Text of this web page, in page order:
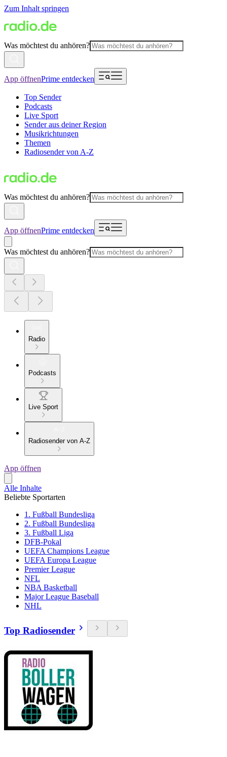
Zum Inhalt springen
Was möchtest du anhören?
App öffnenPrime entdecken
Top Sender
Podcasts
Live Sport
Sender aus deiner Region
Musikrichtungen
Themen
Radiosender von A-Z
Was möchtest du anhören?
App öffnenPrime entdecken
Was möchtest du anhören?
Radio
Podcasts
Live Sport
Radiosender von A-Z
App öffnen
Alle Inhalte
Beliebte Sportarten
1. Fußball Bundesliga
2. Fußball Bundesliga
3. Fußball Liga
DFB-Pokal
UEFA Champions League
UEFA Europa League
Premier League
NFL
NBA Basketball
Major League Baseball
NHL
Top Radiosender